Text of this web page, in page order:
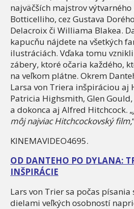
najväčších majstrov
Botticelliho, cez Gustava
Delacroix či Williama Blakea.
kapucňu nájdete na všetkých
ilustráciách. Vďaka tomu
zábery, ktoré očaria každého,
na veľkom plátne. Okrem
Larsa von Triera inšpiráciou aj
Patricia Highsmith, Glen
a dokonca aj Alfred Hitchcock. „
môj najviac Hitchcockovský film,
KINEMAVIDEO4695.
OD DANTEHO PO DYLANA:
INŠPIRÁCIE
Lars von Trier sa počas
dielami veľkých osobností